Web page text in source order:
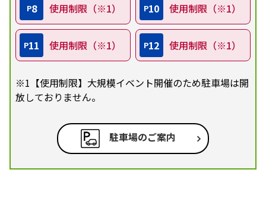
P8 使用制限（※1） P10 使用制限（※1）
P11 使用制限（※1） P12 使用制限（※1）
※1【使用制限】大規模イベント開催のため駐車場は開
放しておりません。
駐車場のご案内